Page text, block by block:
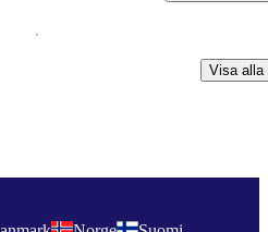
Visa alla